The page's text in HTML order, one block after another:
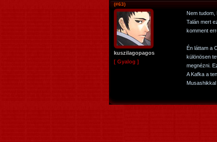
(#63)
kuszilagopagos
[ Gyalog ]
Nem tudom,
Talán mert
komment
Én láttam a
különösen
megnézni.
A Kafka a